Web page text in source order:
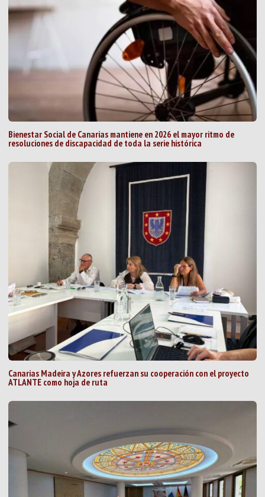
Bienestar Social de Canarias mantiene en 2026 el mayor ritmo de
resoluciones de discapacidad de toda la serie histórica
Canarias Madeira y Azores refuerzan su cooperación con el proyecto
ATLANTE como hoja de ruta